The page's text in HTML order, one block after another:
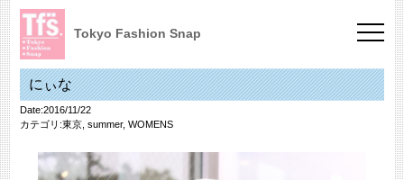
Tokyo Fashion Snap
にぃな
Date:2016/11/22
カテゴリ:東京, summer, WOMENS